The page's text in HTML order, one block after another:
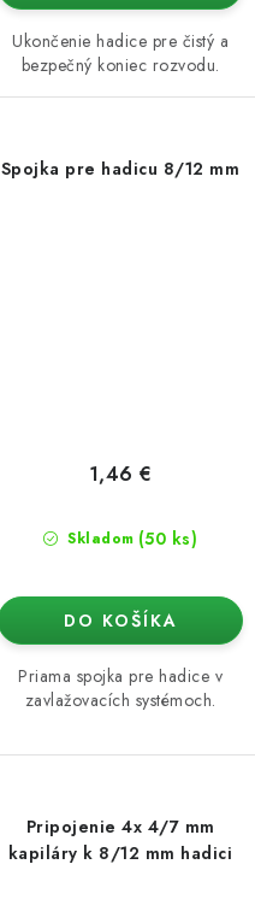
Ukončenie hadice pre čistý a
bezpečný koniec rozvodu.
Spojka pre hadicu 8/12 mm
Skladom (50 ks)
1,46 €
DO KOŠÍKA
Priama spojka pre hadice v
zavlažovacích systémoch.
Pripojenie 4x 4/7 mm
kapiláry k 8/12 mm hadici